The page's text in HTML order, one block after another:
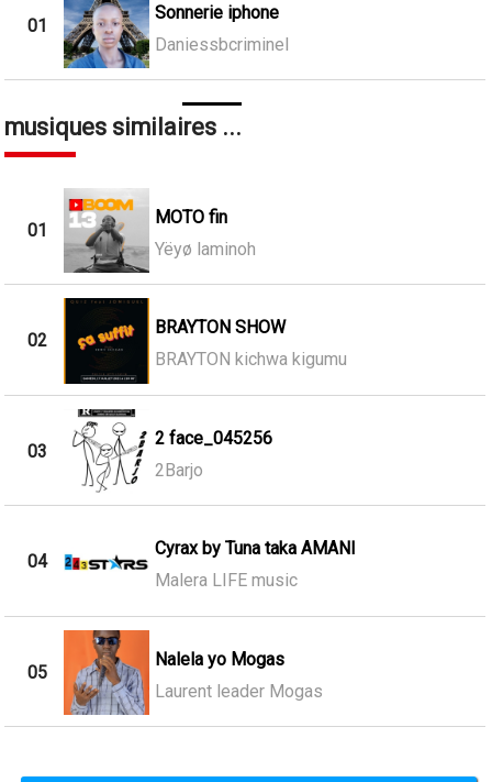
01
Sonnerie iphone
Daniessbcriminel
musiques similaires ...
01
MOTO fin
Yëyø laminoh
02
BRAYTON SHOW
BRAYTON kichwa kigumu
03
2 face_045256
2Barjo
04
Cyrax by Tuna taka AMANI
Malera LIFE music
05
Nalela yo Mogas
Laurent leader Mogas